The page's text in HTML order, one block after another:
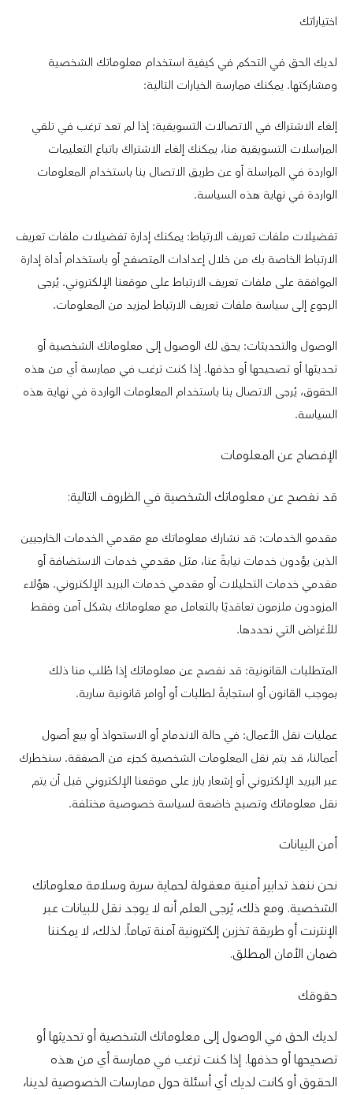
اختياراتك
لديك الحق في التحكم في كيفية استخدام معلوماتك الشخصية
ومشاركتها. يمكنك ممارسة الخيارات التالية:
إلغاء الاشتراك في الاتصالات التسويقية: إذا لم تعد ترغب في تلقي
المراسلات التسويقية منا، يمكنك إلغاء الاشتراك باتباع التعليمات
الواردة في المراسلة أو عن طريق الاتصال بنا باستخدام المعلومات
الواردة في نهاية هذه السياسة.
تفضيلات ملفات تعريف الارتباط: يمكنك إدارة تفضيلات ملفات تعريف
الارتباط الخاصة بك من خلال إعدادات المتصفح أو باستخدام أداة إدارة
الموافقة على ملفات تعريف الارتباط على موقعنا الإلكتروني. يُرجى
الرجوع إلى سياسة ملفات تعريف الارتباط لمزيد من المعلومات.
الوصول والتحديثات: يحق لك الوصول إلى معلوماتك الشخصية أو
تحديثها أو تصحيحها أو حذفها. إذا كنت ترغب في ممارسة أي من هذه
الحقوق، يُرجى الاتصال بنا باستخدام المعلومات الواردة في نهاية هذه
السياسة.
الإفصاح عن المعلومات
قد نفصح عن معلوماتك الشخصية في الظروف التالية:
مقدمو الخدمات: قد نشارك معلوماتك مع مقدمي الخدمات الخارجيين
الذين يؤدون خدمات نيابةً عنا، مثل مقدمي خدمات الاستضافة أو
مقدمي خدمات التحليلات أو مقدمي خدمات البريد الإلكتروني. هؤلاء
المزودون ملزمون تعاقديًا بالتعامل مع معلوماتك بشكل آمن وفقط
للأغراض التي نحددها.
المتطلبات القانونية: قد نفصح عن معلوماتك إذا طُلب منا ذلك
بموجب القانون أو استجابةً لطلبات أو أوامر قانونية سارية.
عمليات نقل الأعمال: في حالة الاندماج أو الاستحواذ أو بيع أصول
أعمالنا، قد يتم نقل المعلومات الشخصية كجزء من الصفقة. سنخطرك
عبر البريد الإلكتروني أو إشعار بارز على موقعنا الإلكتروني قبل أن يتم
نقل معلوماتك وتصبح خاضعة لسياسة خصوصية مختلفة.
أمن البيانات
نحن ننفذ تدابير أمنية معقولة لحماية سرية وسلامة معلوماتك
الشخصية. ومع ذلك، يُرجى العلم أنه لا يوجد نقل للبيانات عبر
الإنترنت أو طريقة تخزين إلكترونية آمنة تماماً. لذلك، لا يمكننا
ضمان الأمان المطلق.
حقوقك
لديك الحق في الوصول إلى معلوماتك الشخصية أو تحديثها أو
تصحيحها أو حذفها. إذا كنت ترغب في ممارسة أي من هذه
الحقوق أو كانت لديك أي أسئلة حول ممارسات الخصوصية لدينا،